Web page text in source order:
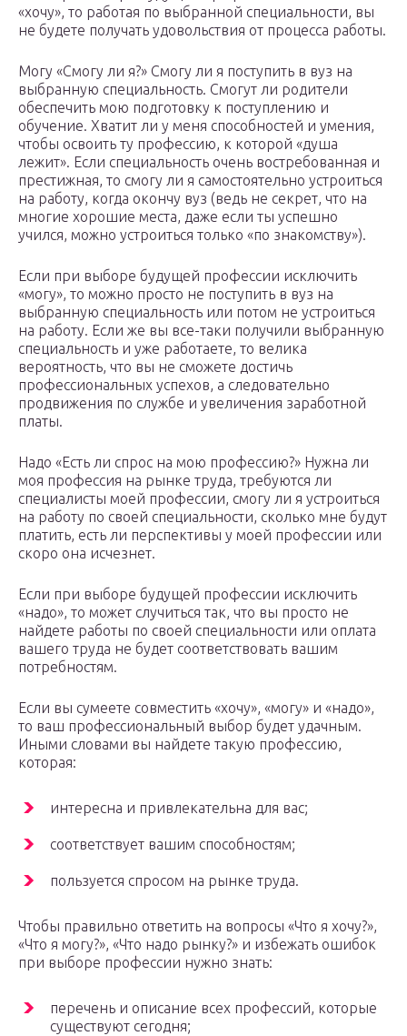
«хочу», то работая по выбранной специальности, вы
не будете получать удовольствия от процесса работы.
Могу «Смогу ли я?» Смогу ли я поступить в вуз на
выбранную специальность. Смогут ли родители
обеспечить мою подготовку к поступлению и
обучение. Хватит ли у меня способностей и умения,
чтобы освоить ту профессию, к которой «душа
лежит». Если специальность очень востребованная и
престижная, то смогу ли я самостоятельно устроиться
на работу, когда окончу вуз (ведь не секрет, что на
многие хорошие места, даже если ты успешно
учился, можно устроиться только «по знакомству»).
Если при выборе будущей профессии исключить
«могу», то можно просто не поступить в вуз на
выбранную специальность или потом не устроиться
на работу. Если же вы все-таки получили выбранную
специальность и уже работаете, то велика
вероятность, что вы не сможете достичь
профессиональных успехов, а следовательно
продвижения по службе и увеличения заработной
платы.
Надо «Есть ли спрос на мою профессию?» Нужна ли
моя профессия на рынке труда, требуются ли
специалисты моей профессии, смогу ли я устроиться
на работу по своей специальности, сколько мне будут
платить, есть ли перспективы у моей профессии или
скоро она исчезнет.
Если при выборе будущей профессии исключить
«надо», то может случиться так, что вы просто не
найдете работы по своей специальности или оплата
вашего труда не будет соответствовать вашим
потребностям.
Если вы сумеете совместить «хочу», «могу» и «надо»,
то ваш профессиональный выбор будет удачным.
Иными словами вы найдете такую профессию,
которая:
интересна и привлекательна для вас;
соответствует вашим способностям;
пользуется спросом на рынке труда.
Чтобы правильно ответить на вопросы «Что я хочу?»,
«Что я могу?», «Что надо рынку?» и избежать ошибок
при выборе профессии нужно знать:
перечень и описание всех профессий, которые
существуют сегодня;